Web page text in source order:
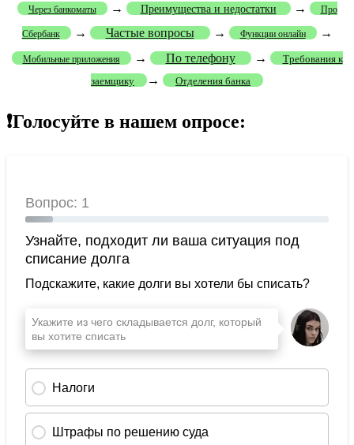
Через банкоматы → Преимущества и недостатки → Про
Сбербанк → Частые вопросы → Функции онлайн →
Мобильные приложения → По телефону →
Требования к
заемщику
→ Отделения банка
❗Голосуйте в нашем опросе: